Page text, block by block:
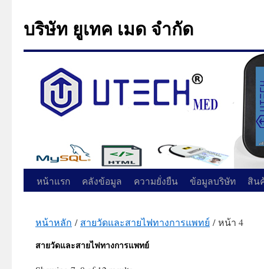
บริษัท ยูเทค เมด จำกัด
ข้าม
ยัง
เนื้อหา
หน้าแรก คลังข้อมูล ความยั่งยืน ข้อมูลบริษัท สิน
หน้าหลัก / สายวัดและสายไฟทางการแพทย์ / หน้า 4
สายวัดและสายไฟทางการแพทย์